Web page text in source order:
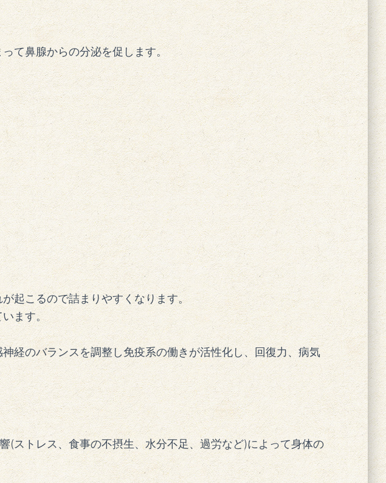
て鼻腺からの分泌を促します。
起こるので詰まりやすくなります。
ます。
経のバランスを調整し免疫系の働きが活性化し、回復力、病気
(ストレス、食事の不摂生、水分不足、過労など)によって身体の